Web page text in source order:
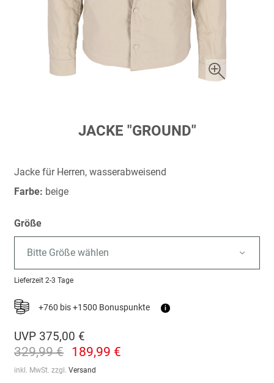
springen
JACKE "GROUND"
Jacke für Herren, wasserabweisend
Farbe: beige
Größe
Bitte Größe wählen
Lieferzeit 2-3 Tage
+760 bis +1500 Bonuspunkte i
UVP 375,00 €
329,99 € 189,99 €
inkl. MwSt. zzgl. Versand